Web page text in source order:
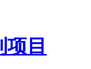
目